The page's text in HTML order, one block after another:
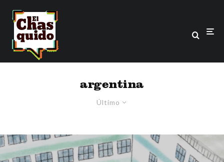
argentina
Último